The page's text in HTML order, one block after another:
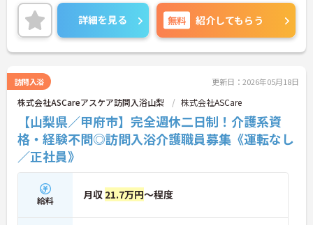
差し伸べてあげられるとてもやりがいのあるお仕事
です。ご興味ある方には、面接対策ポイントなど、
さらに詳細をお話しいたしますのでお気軽にご相談
ください！
詳細を見る 無料 紹介してもらう
訪問入浴 更新日：2026年05月18日
株式会社ASCareアスケア訪問入浴山梨 株式会社ASCare
【山梨県／甲府市】完全週休二日制！介護系資
格・経験不問◎訪問入浴介護職員募集《運転なし
／正社員》
給料 月収 21.7万円～程度